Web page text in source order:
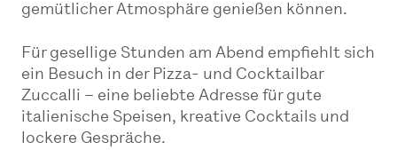
gemütlicher Atmosphäre genießen können.
Für gesellige Stunden am Abend empfiehlt sich
ein Besuch in der Pizza- und Cocktailbar
Zuccalli – eine beliebte Adresse für gute
italienische Speisen, kreative Cocktails und
lockere Gespräche.